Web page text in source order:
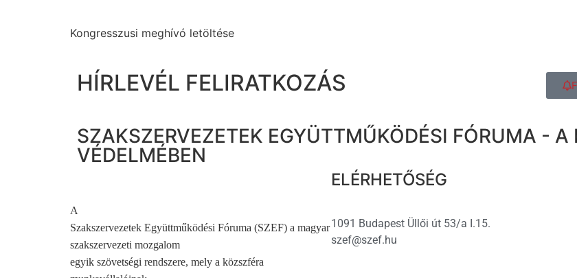
Kongresszusi meghívó letöltése
HÍRLEVÉL FELIRATKOZÁS
SZAKSZERVEZETEK EGYÜTTMŰKÖDÉSI FÓRUMA - A
VÉDELMÉBEN
A
Szakszervezetek Együttműködési Fóruma (SZEF) a magyar
szakszervezeti mozgalom
egyik szövetségi rendszere, mely a közszféra
ELÉRHETŐSÉG
1091 Budapest Üllői út 53/a I.15.
szef@szef.hu